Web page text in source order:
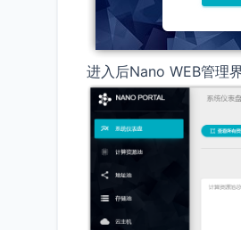
进入后Nano WEB管理